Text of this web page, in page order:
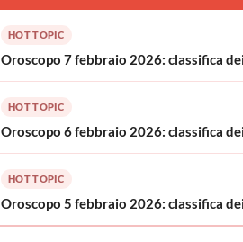
HOT TOPIC
Oroscopo 7 febbraio 2026: classifica
HOT TOPIC
Oroscopo 6 febbraio 2026: classifica
HOT TOPIC
Oroscopo 5 febbraio 2026: classifica